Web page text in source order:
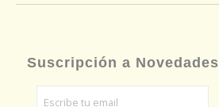
Suscripción a Novedades